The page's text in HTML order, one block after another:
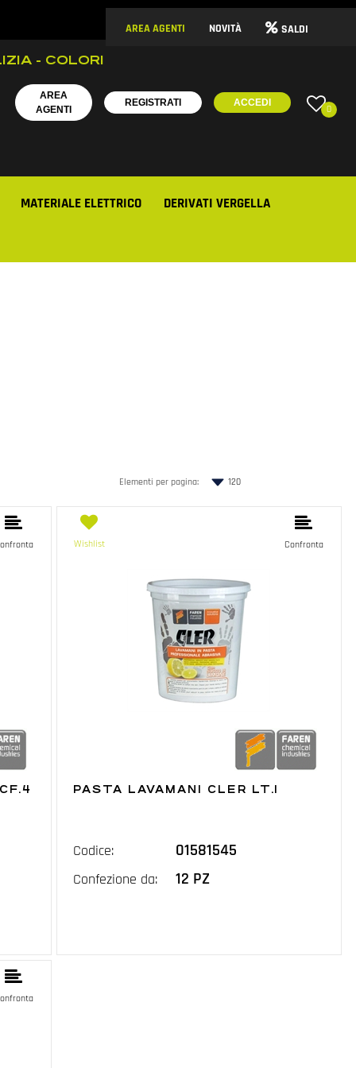
AREA AGENTI NOVITÀ SALDI
- COLORI
AREA
AGENTI
REGISTRATI ACCEDI
0
MATERIALE ELETTRICO DERIVATI VERGELLA
Elementi per pagina:
Wishlist Confronta
PASTA LAVAMANI CLER LT.1
Codice: 01581545
Confezione da: 12 PZ